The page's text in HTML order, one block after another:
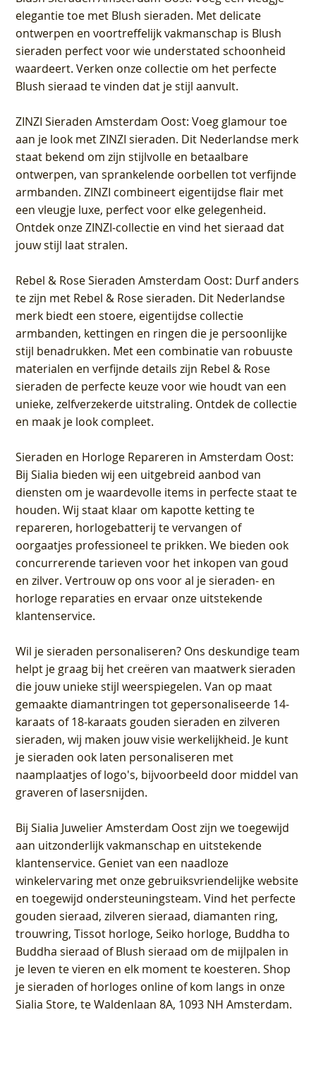
elegantie toe met Blush sieraden. Met delicate
ontwerpen en voortreffelijk vakmanschap is Blush
sieraden perfect voor wie understated schoonheid
waardeert. Verken onze collectie om het perfecte
Blush sieraad te vinden dat je stijl aanvult.
ZINZI Sieraden Amsterdam Oost: Voeg glamour toe
aan je look met ZINZI sieraden. Dit Nederlandse merk
staat bekend om zijn stijlvolle en betaalbare
ontwerpen, van sprankelende oorbellen tot verfijnde
armbanden. ZINZI combineert eigentijdse flair met
een vleugje luxe, perfect voor elke gelegenheid.
Ontdek onze ZINZI-collectie en vind het sieraad dat
jouw stijl laat stralen.
Rebel & Rose Sieraden Amsterdam Oost: Durf anders
te zijn met Rebel & Rose sieraden. Dit Nederlandse
merk biedt een stoere, eigentijdse collectie
armbanden, kettingen en ringen die je persoonlijke
stijl benadrukken. Met een combinatie van robuuste
materialen en verfijnde details zijn Rebel & Rose
sieraden de perfecte keuze voor wie houdt van een
unieke, zelfverzekerde uitstraling. Ontdek de collectie
en maak je look compleet.
Sieraden en Horloge Repareren in Amsterdam Oost:
Bij Sialia bieden wij een uitgebreid aanbod van
diensten om je waardevolle items in perfecte staat te
houden. Wij staat klaar om kapotte ketting te
repareren, horlogebatterij te vervangen of
oorgaatjes professioneel te prikken. We bieden ook
concurrerende tarieven voor het inkopen van goud
en zilver. Vertrouw op ons voor al je sieraden- en
horloge reparaties en ervaar onze uitstekende
klantenservice.
Wil je sieraden personaliseren? Ons deskundige team
helpt je graag bij het creëren van maatwerk sieraden
die jouw unieke stijl weerspiegelen. Van op maat
gemaakte diamantringen tot gepersonaliseerde 14-
karaats of 18-karaats gouden sieraden en zilveren
sieraden, wij maken jouw visie werkelijkheid. Je kunt
je sieraden ook laten personaliseren met
naamplaatjes of logo's, bijvoorbeeld door middel van
graveren of lasersnijden.
BijSialia Juwelier Amsterdam Oostzijn we toegewijd
aan uitzonderlijk vakmanschap en uitstekende
klantenservice. Geniet van een naadloze
winkelervaring met onze gebruiksvriendelijke website
en toegewijd ondersteuningsteam. Vind het perfecte
gouden sieraad, zilveren sieraad, diamanten ring,
trouwring, Tissot horloge, Seiko horloge, Buddha to
Buddha sieraad of Blush sieraad om de mijlpalen in
je leven te vieren en elk moment te koesteren. Shop
je sieraden of horloges online of kom langs in onze
Sialia Store, te Waldenlaan 8A, 1093 NH Amsterdam.